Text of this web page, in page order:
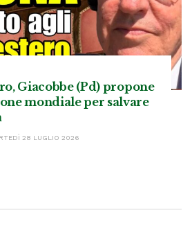
Giacobbe (Pd) propone
mondiale per salvare
28 LUGLIO 2026